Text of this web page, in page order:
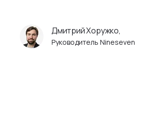
Дмитрий Хоружко,
Руководитель Nineseven